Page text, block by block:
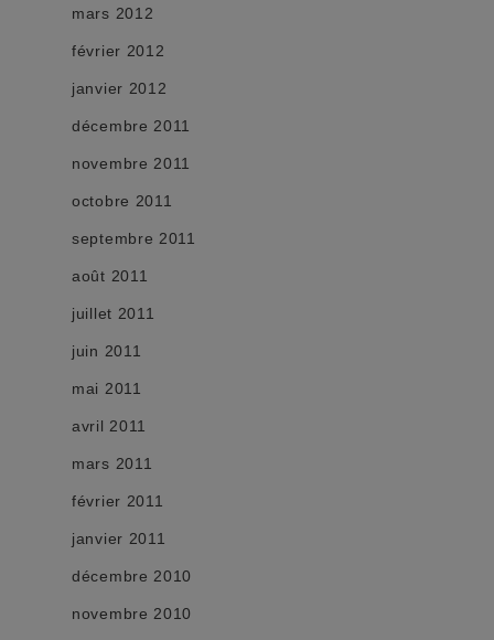
mars 2012
février 2012
janvier 2012
décembre 2011
novembre 2011
octobre 2011
septembre 2011
août 2011
juillet 2011
juin 2011
mai 2011
avril 2011
mars 2011
février 2011
janvier 2011
décembre 2010
novembre 2010